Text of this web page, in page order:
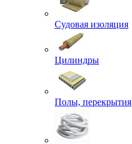
Судовая изоляция
Цилиндры
Полы, перекрытия